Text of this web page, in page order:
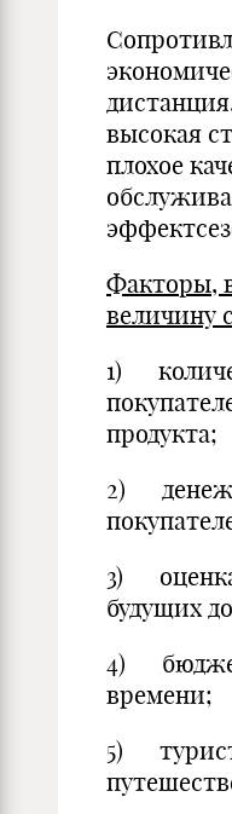
высокая
плохое
Факторы,
величину
1)
продукта;
2)
3)
будущих
4)
времени;
5)